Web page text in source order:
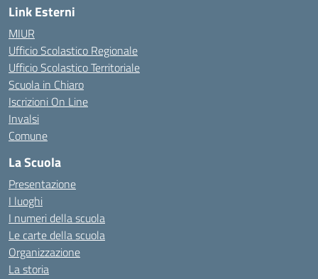
Link Esterni
MIUR
Ufficio Scolastico Regionale
Ufficio Scolastico Territoriale
Scuola in Chiaro
Iscrizioni On Line
Invalsi
Comune
La Scuola
Presentazione
I luoghi
I numeri della scuola
Le carte della scuola
Organizzazione
La storia